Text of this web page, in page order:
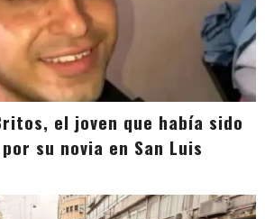
el joven que había sido
su novia en San Luis